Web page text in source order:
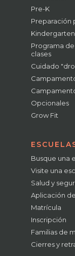
Pre-K
Preparación
Programa
clases
Cuidado
Opcionales
Grow Fit
Busque una
Visite una
Salud y
Aplicación
Matrícula
Inscripción
Familias de
Cierres y